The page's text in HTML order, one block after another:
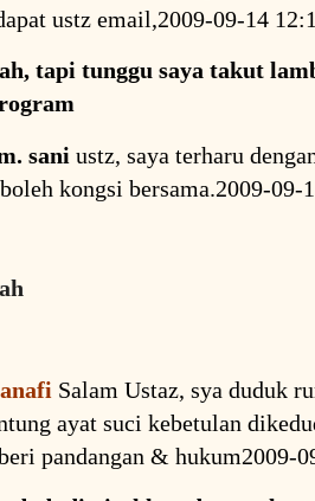
ustz email,2009-09-14
tapi tunggu saya takut
sani ustz, saya terharu
kongsi bersama.2009-09-
Salam Ustaz, sya duduk
ayat suci kebetulan
pandangan & hukum2009-